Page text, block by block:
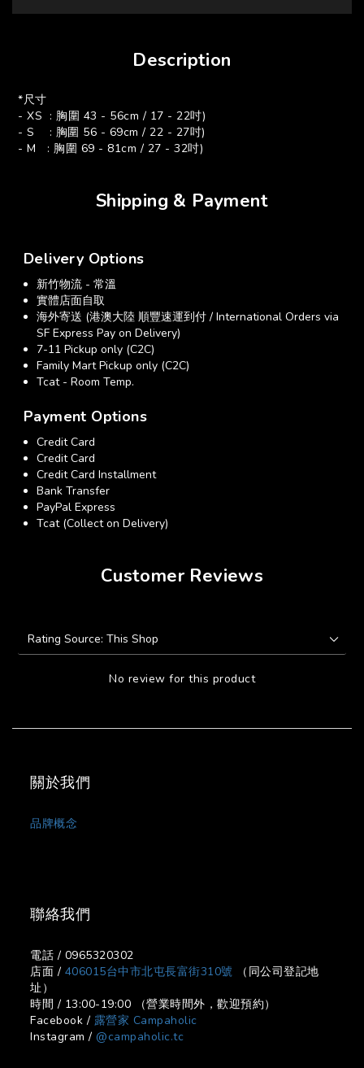
Description
*尺寸
- XS : 胸圍 43 - 56cm / 17 - 22吋)
- S : 胸圍 56 - 69cm / 22 - 27吋)
- M : 胸圍 69 - 81cm / 27 - 32吋)
Shipping & Payment
Delivery Options
新竹物流 - 常溫
實體店面自取
海外寄送 (港澳大陸 順豐速運到付 / International Orders via
SF Express Pay on Delivery)
7-11 Pickup only (C2C)
Family Mart Pickup only (C2C)
Tcat - Room Temp.
Payment Options
Credit Card
Credit Card
Credit Card Installment
Bank Transfer
PayPal Express
Tcat (Collect on Delivery)
Customer Reviews
No review for this product
關於我們
品牌概念
聯絡我們
電話 / 0965320302
店面 / 406015台中市北屯長富街310號 （同公司登記地
址）
時間 / 13:00-19:00 （營業時間外，歡迎預約）
Facebook / 露營家 Campaholic
Instagram / @campaholic.tc